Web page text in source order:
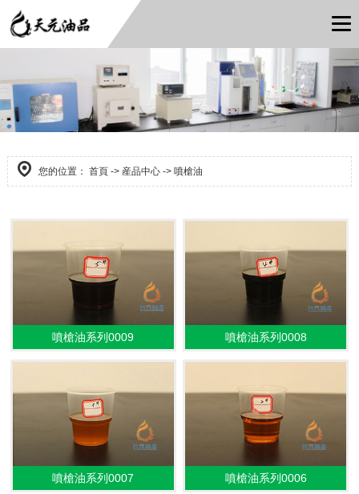
您的位置： 首頁-> 産品中心-> 噴槍油
噴槍油系列0009 噴槍油系列0008
噴槍油系列0007 噴槍油系列0006